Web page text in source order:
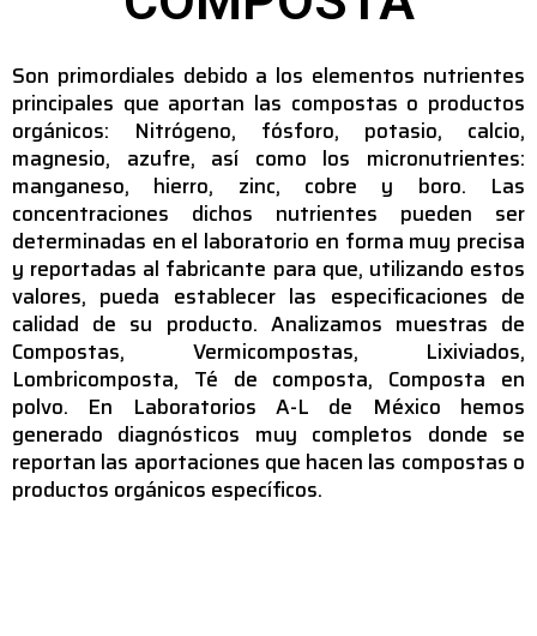
Son primordiales debido a los elementos nutrientes
principales que aportan las compostas o productos
orgánicos: Nitrógeno, fósforo, potasio, calcio,
magnesio, azufre, así como los micronutrientes:
manganeso, hierro, zinc, cobre y boro. Las
concentraciones dichos nutrientes pueden ser
determinadas en el laboratorio en forma muy precisa
y reportadas al fabricante para que, utilizando estos
valores, pueda establecer las especificaciones de
calidad de su producto. Analizamos muestras de
Compostas, Vermicompostas, Lixiviados,
Lombricomposta, Té de composta, Composta en
polvo. En Laboratorios A-L de México hemos
generado diagnósticos muy completos donde se
reportan las aportaciones que hacen las compostas o
productos orgánicos específicos.